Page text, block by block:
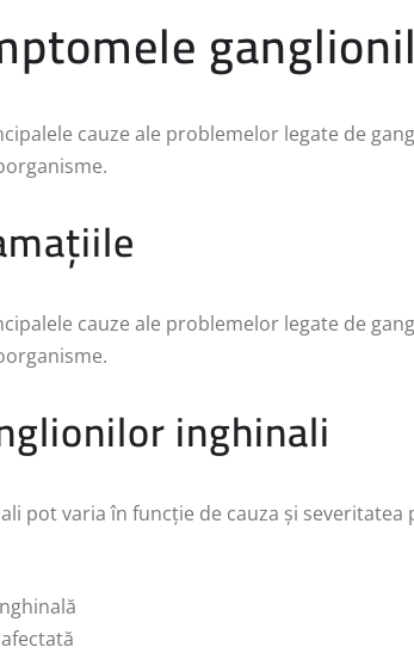
cauze ale problemelor legate de
cauze ale problemelor legate de
inghinali
pot varia în funcție de cauza și severitatea